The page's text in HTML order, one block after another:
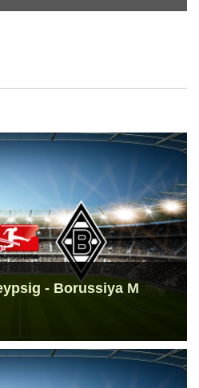
- Borussiya M